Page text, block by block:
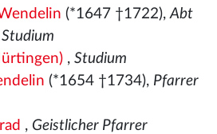
(*1647 †1722),Abt
, Studium
(*1654 †1734), Pfarrer
, Geistlicher Pfarrer